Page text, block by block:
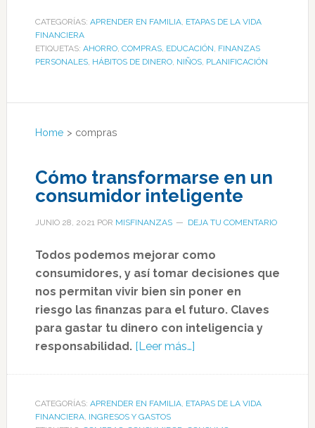
CATEGORÍAS: APRENDER EN FAMILIA, ETAPAS DE LA VIDA
FINANCIERA
ETIQUETAS: AHORRO, COMPRAS, EDUCACIÓN, FINANZAS
PERSONALES, HÁBITOS DE DINERO, NIÑOS, PLANIFICACIÓN
Home > compras
Cómo transformarse en un
consumidor inteligente
JUNIO 28, 2021POR MISFINANZAS DEJA TU COMENTARIO
Todos podemos mejorar como
consumidores, y así tomar decisiones que
nos permitan vivir bien sin poner en
riesgo las finanzas para el futuro. Claves
para gastar tu dinero con inteligencia y
responsabilidad. [Leer más…]
CATEGORÍAS: APRENDER EN FAMILIA, ETAPAS DE LA VIDA
FINANCIERA, INGRESOS Y GASTOS